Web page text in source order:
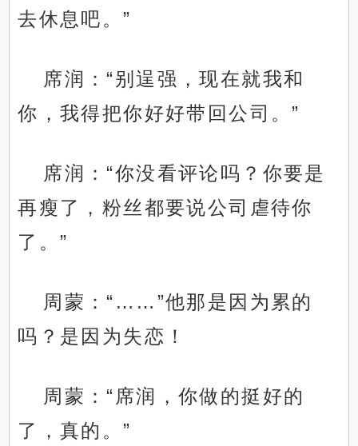
去休息吧。”
席润：“别逞强，现在就我和
你，我得把你好好带回公司。”
席润：“你没看评论吗？你要是
再瘦了，粉丝都要说公司虐待你
了。”
周蒙：“……”他那是因为累的
吗？是因为失恋！
周蒙：“席润，你做的挺好的
了，真的。”